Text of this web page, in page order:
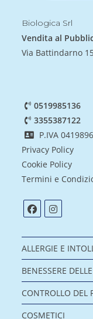
Biologica Srl
Vendita al
Via Battindarno
0519985136
3355387122
P.IVA
Privacy Policy
Cookie Policy
Termini e
ALLERGIE E
BENESSERE
CONTROLLO DEL
COSMETICI